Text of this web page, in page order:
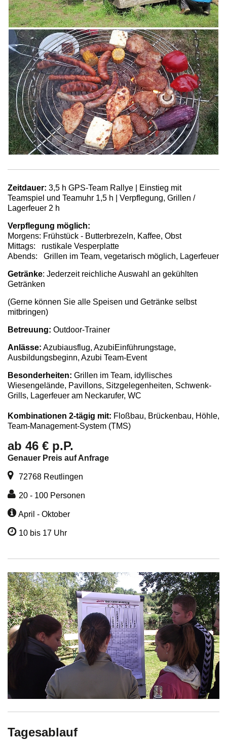
Zeitdauer: 3,5 h GPS-Team Rallye | Einstieg mit
Teamspiel und Teamuhr 1,5 h | Verpflegung, Grillen /
Lagerfeuer 2 h
Verpflegung möglich:
Morgens: Frühstück - Butterbrezeln, Kaffee, Obst
Mittags: rustikale Vesperplatte
Abends: Grillen im Team, vegetarisch möglich, Lagerfeuer
Getränke: Jederzeit reichliche Auswahl an gekühlten
Getränken
(Gerne können Sie alle Speisen und Getränke selbst
mitbringen)
Betreuung: Outdoor-Trainer
Anlässe: Azubiausflug, AzubiEinführungstage,
Ausbildungsbeginn, Azubi Team-Event
Besonderheiten: Grillen im Team, idyllisches
Wiesengelände, Pavillons, Sitzgelegenheiten, Schwenk-
Grills, Lagerfeuer am Neckarufer, WC
Kombinationen 2-tägig mit: Floßbau, Brückenbau, Höhle,
Team-Management-System (TMS)
ab 46 € p.P.
Genauer Preis auf Anfrage
72768 Reutlingen
20 - 100 Personen
April - Oktober
10 bis 17 Uhr
Tagesablauf